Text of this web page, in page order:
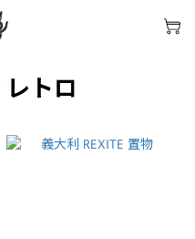
トロ